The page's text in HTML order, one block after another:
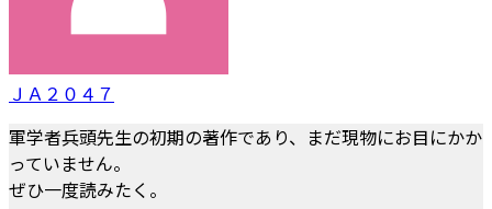
ＪＡ２０４７
軍学者兵頭先生の初期の著作であり、まだ現物にお目にかか
っていません。
ぜひ一度読みたく。